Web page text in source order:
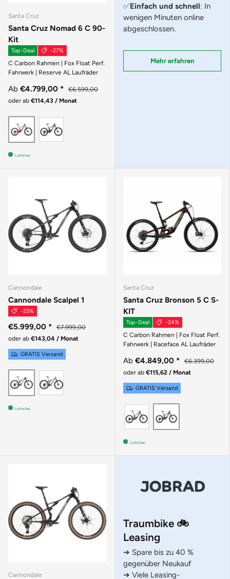
Santa Cruz
Santa Cruz Nomad 6 C 90-
Kit
Top-Deal -27%
C Carbon Rahmen | Fox Float Perf.
Fahrwerk | Reserve AL Laufräder
Ab €4.799,00 *
€6.599,00
oder ab €114,43 / Monat
GLOSS CORAL
Lieferbar
✅Einfach und schnell: In
wenigen Minuten online
abgeschlossen.
Mehr erfahren
Cannondale
Cannondale Scalpel 1
-25%
€5.999,00 *
€7.999,00
oder ab €143,04 / Monat
GRATIS Versand
Raw
Lieferbar
Santa Cruz
Santa Cruz Bronson 5 C S-
KIT
Top-Deal -24%
C Carbon Rahmen | Fox Float Perf.
Fahrwerk | Raceface AL Laufräder
Ab €4.849,00 *
€6.399,00
oder ab €115,62 / Monat
GRATIS Versand
KALIMOTXO
Lieferbar
Cannondale
Traumbike 🚲
Leasing
➔ Spare bis zu 40 %
gegenüber Neukauf
➔ Viele Leasing-